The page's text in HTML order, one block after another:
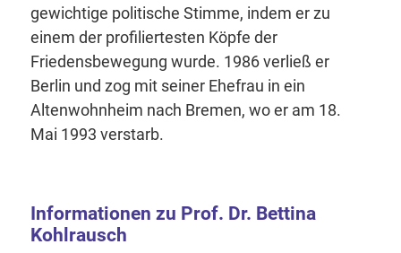
gewichtige politische Stimme, indem er zu
einem der profiliertesten Köpfe der
Friedensbewegung wurde. 1986 verließ er
Berlin und zog mit seiner Ehefrau in ein
Altenwohnheim nach Bremen, wo er am 18.
Mai 1993 verstarb.
Informationen zu Prof. Dr. Bettina
Kohlrausch